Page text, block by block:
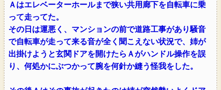
Ａはエレベーターホールまで狭い共用廊下を自転車に乗
って走ってた。
その日は運悪く、マンションの前で道路工事があり騒音
で自転車が走って来る音が全く聞こえない状況で、姉が
出掛けようと玄関ドアを開けたらＡがハンドル操作を誤
り、何処かにぶつかって腕を何針か縫う怪我をした。